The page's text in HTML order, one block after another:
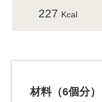
227 Kcal
材料（6個分）